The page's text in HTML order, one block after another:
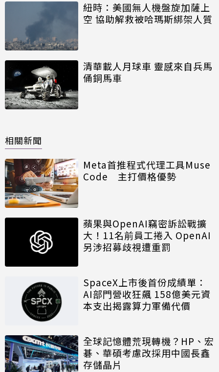
紐時：美國無人機盤旋加薩上
空 協助解救被哈瑪斯綁架人質
清華載人月球車 靈感來自兵馬
俑銅馬車
相關新聞
Meta首推程式代理工具Muse
Code 主打價格優勢
蘋果與OpenAI竊密訴訟戰擴
大！11名前員工捲入 OpenAI
另涉招募歧視遭重罰
SpaceX上市後首份成績單：
AI部門營收狂飆 158億美元資
本支出揭露算力軍備代價
全球記憶體荒現轉機？HP、宏
碁、華碩考慮改採用中國長鑫
存儲晶片